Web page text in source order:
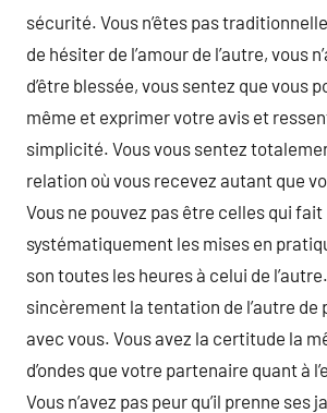
sécurité. Vous n’êtes pas
de hésiter de l’amour de l’autre, vous
d’être blessée, vous sentez que vous
même et exprimer votre avis et
simplicité. Vous vous sentez
relation où vous recevez autant que
Vous ne pouvez pas être celles qui fait
systématiquement les mises en
son toutes les heures à celui de
sincèrement la tentation de l’autre de
avec vous. Vous avez la certitude la
d’ondes que votre partenaire quant à
Vous n’avez pas peur qu’il prenne ses